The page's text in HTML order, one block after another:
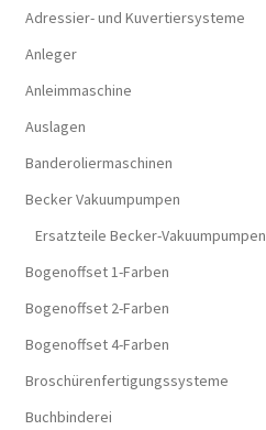
Adressier- und Kuvertiersysteme
Anleger
Anleimmaschine
Auslagen
Banderoliermaschinen
Becker Vakuumpumpen
Ersatzteile Becker-Vakuumpumpen
Bogenoffset 1-Farben
Bogenoffset 2-Farben
Bogenoffset 4-Farben
Broschürenfertigungssysteme
Buchbinderei